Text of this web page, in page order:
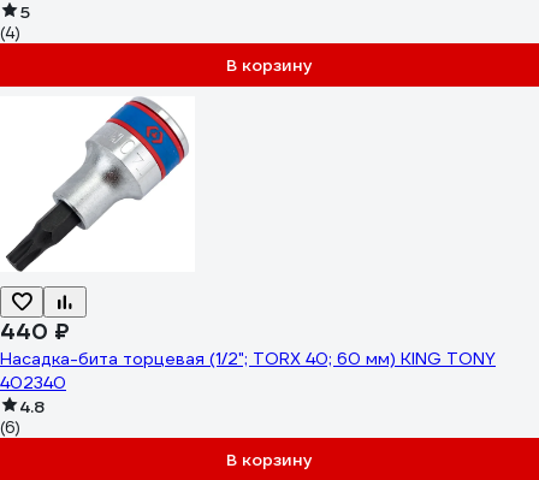
5
(4)
В корзину
440 ₽
Насадка-бита торцевая (1/2"; TORX 40; 60 мм) KING TONY
402340
4.8
(6)
В корзину